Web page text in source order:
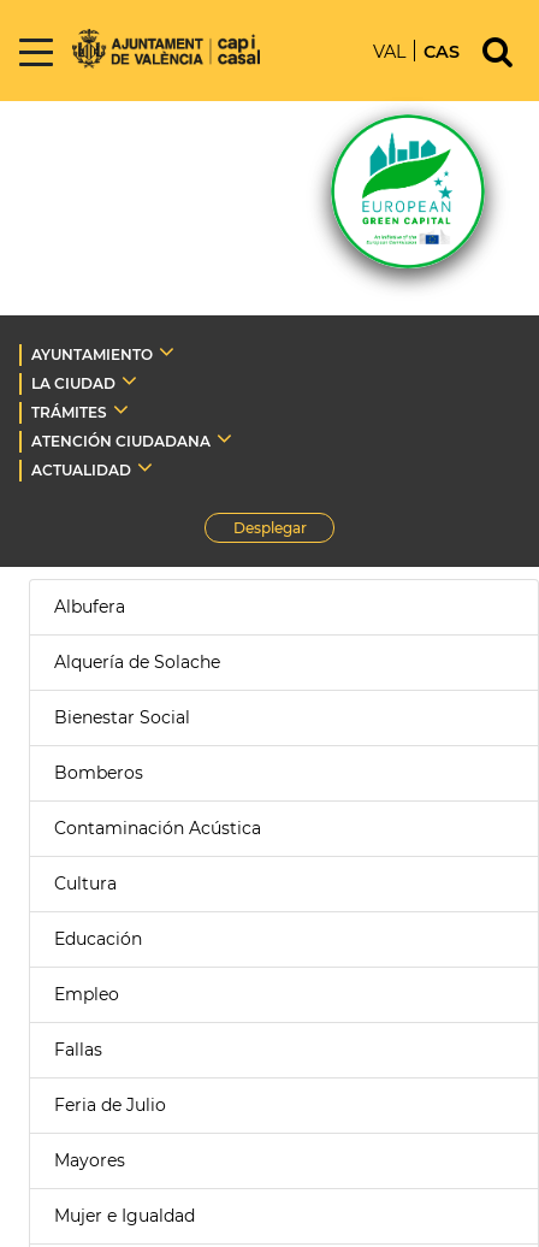
VAL CAS
AYUNTAMIENTO
LA CIUDAD
TRÁMITES
ATENCIÓN CIUDADANA
ACTUALIDAD
Desplegar
Albufera
Alquería de Solache
Bienestar Social
Bomberos
Contaminación Acústica
Cultura
Educación
Empleo
Fallas
Feria de Julio
Mayores
Mujer e Igualdad